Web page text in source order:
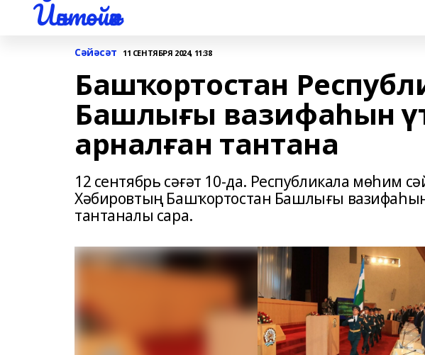
Йәнтөйәк
Сәйәсәт 11 СЕНТЯБРЯ 2024, 11:38
Башҡортостан
Башлығы вазифаһын
арналған тантана
12 сентябрь сәғәт 10-да. Республикала мөһим
Хәбировтың Башҡортостан Башлығы
тантаналы сара.